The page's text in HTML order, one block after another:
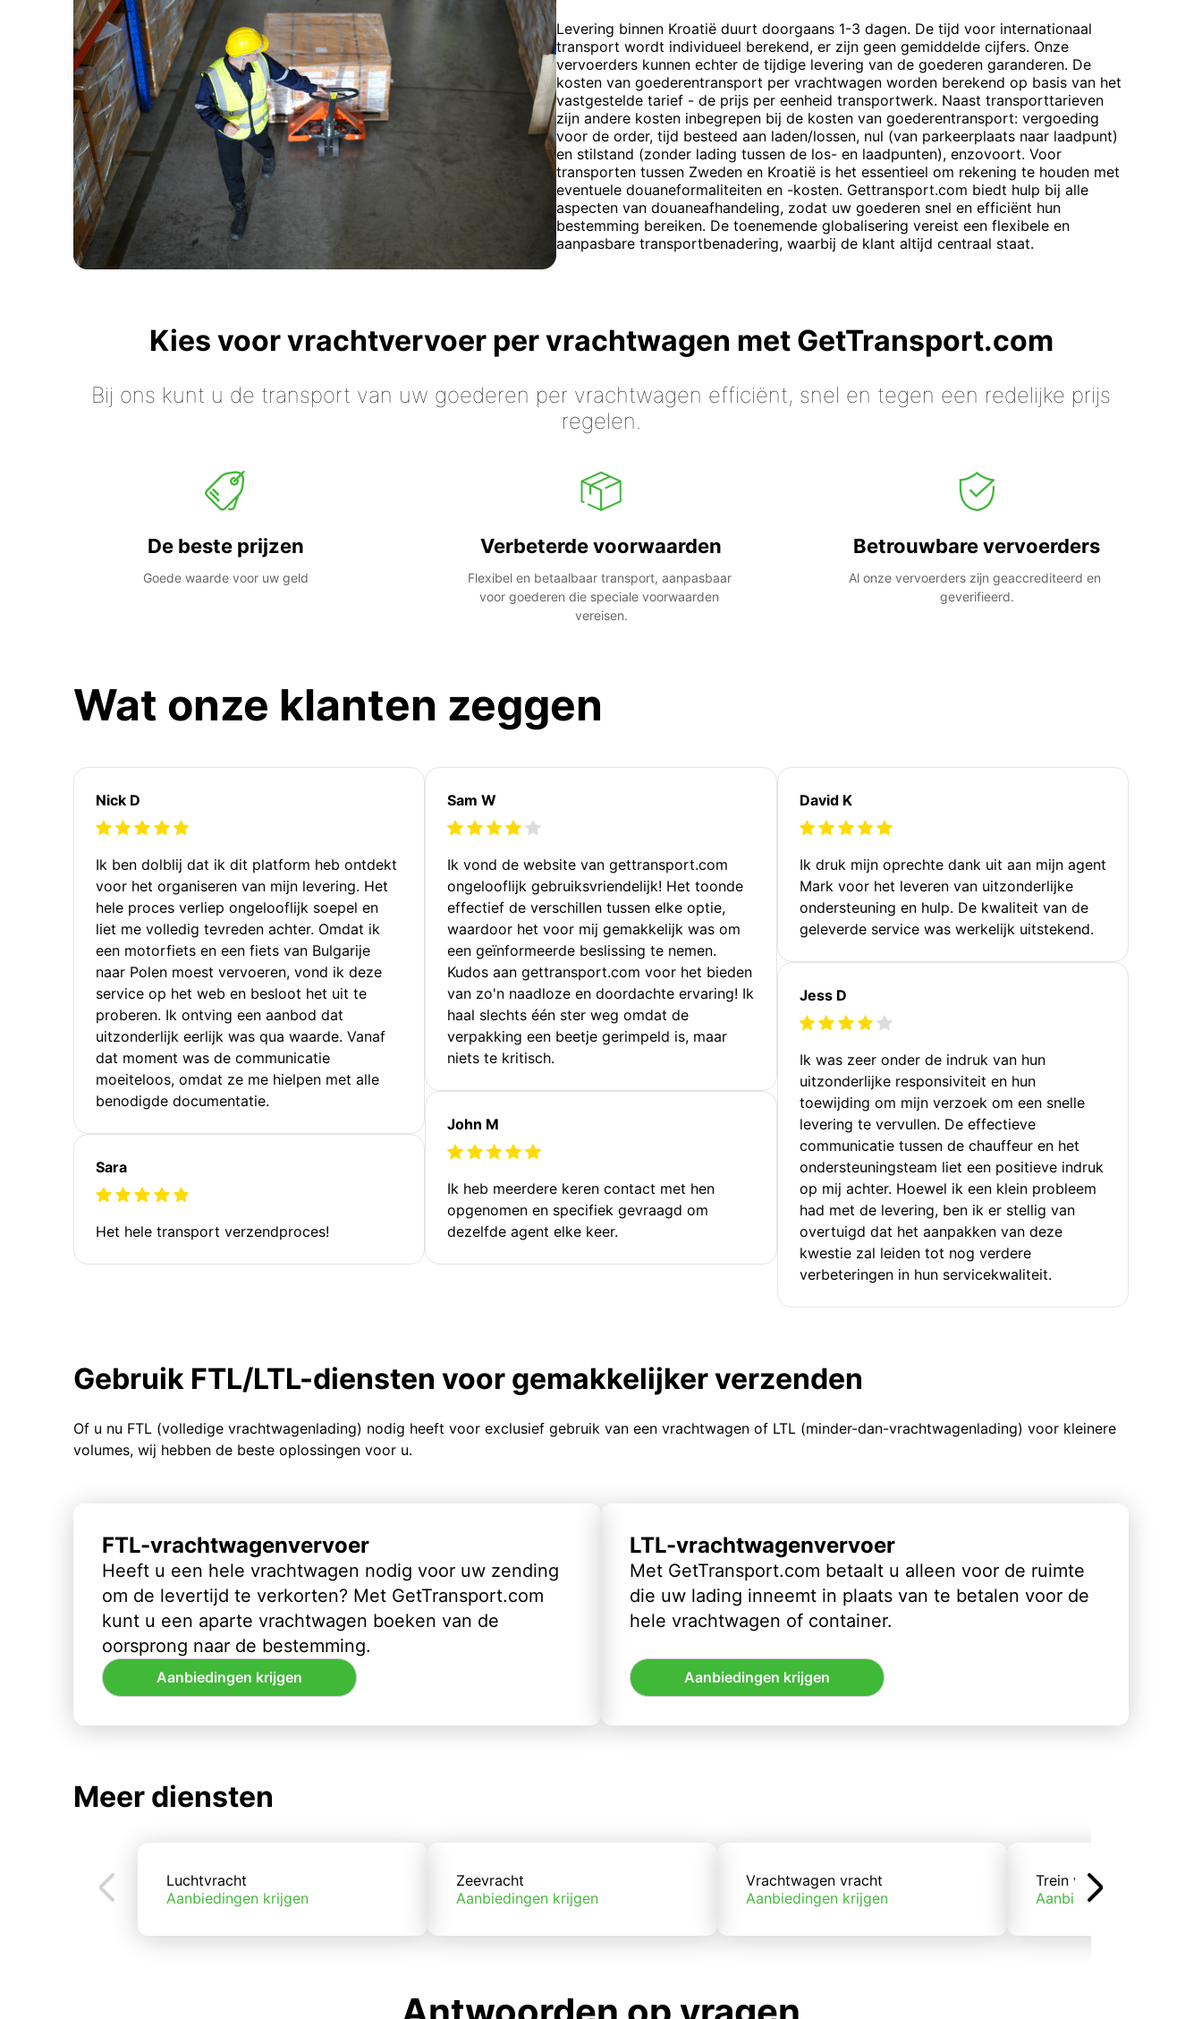
Levering binnen Kroatië duurt doorgaans 1-3 dagen. De tijd voor internationaal
transport wordt individueel berekend, er zijn geen gemiddelde cijfers. Onze
vervoerders kunnen echter de tijdige levering van de goederen garanderen. De
kosten van goederentransport per vrachtwagen worden berekend op basis van het
vastgestelde tarief - de prijs per eenheid transportwerk. Naast transporttarieven
zijn andere kosten inbegrepen bij de kosten van goederentransport: vergoeding
voor de order, tijd besteed aan laden/lossen, nul (van parkeerplaats naar laadpunt)
en stilstand (zonder lading tussen de los- en laadpunten), enzovoort. Voor
transporten tussen Zweden en Kroatië is het essentieel om rekening te houden met
eventuele douaneformaliteiten en -kosten. Gettransport.com biedt hulp bij alle
aspecten van douaneafhandeling, zodat uw goederen snel en efficiënt hun
bestemming bereiken. De toenemende globalisering vereist een flexibele en
aanpasbare transportbenadering, waarbij de klant altijd centraal staat.
Kies voor vrachtvervoer per vrachtwagen met GetTransport.com
Bij ons kunt u de transport van uw goederen per vrachtwagen efficiënt, snel en tegen een redelijke prijs
regelen.
De beste prijzen
Goede waarde voor uw geld
Verbeterde voorwaarden
Flexibel en betaalbaar transport, aanpasbaar
voor goederen die speciale voorwaarden
vereisen.
Betrouwbare vervoerders
Al onze vervoerders zijn geaccrediteerd en
geverifieerd.
Wat onze klanten zeggen
Nick D
Ik ben dolblij dat ik dit platform heb ontdekt
voor het organiseren van mijn levering. Het
hele proces verliep ongelooflijk soepel en
liet me volledig tevreden achter. Omdat ik
een motorfiets en een fiets van Bulgarije
naar Polen moest vervoeren, vond ik deze
service op het web en besloot het uit te
proberen. Ik ontving een aanbod dat
uitzonderlijk eerlijk was qua waarde. Vanaf
dat moment was de communicatie
moeiteloos, omdat ze me hielpen met alle
benodigde documentatie.
Sara
Het hele transport verzendproces!
Sam W
Ik vond de website van gettransport.com
ongelooflijk gebruiksvriendelijk! Het toonde
effectief de verschillen tussen elke optie,
waardoor het voor mij gemakkelijk was om
een geïnformeerde beslissing te nemen.
Kudos aan gettransport.com voor het bieden
van zo'n naadloze en doordachte ervaring! Ik
haal slechts één ster weg omdat de
verpakking een beetje gerimpeld is, maar
niets te kritisch.
John M
Ik heb meerdere keren contact met hen
opgenomen en specifiek gevraagd om
dezelfde agent elke keer.
David K
Ik druk mijn oprechte dank uit aan mijn agent
Mark voor het leveren van uitzonderlijke
ondersteuning en hulp. De kwaliteit van de
geleverde service was werkelijk uitstekend.
Jess D
Ik was zeer onder de indruk van hun
uitzonderlijke responsiviteit en hun
toewijding om mijn verzoek om een snelle
levering te vervullen. De effectieve
communicatie tussen de chauffeur en het
ondersteuningsteam liet een positieve indruk
op mij achter. Hoewel ik een klein probleem
had met de levering, ben ik er stellig van
overtuigd dat het aanpakken van deze
kwestie zal leiden tot nog verdere
verbeteringen in hun servicekwaliteit.
Gebruik FTL/LTL-diensten voor gemakkelijker verzenden
Of u nu FTL (volledige vrachtwagenlading) nodig heeft voor exclusief gebruik van een vrachtwagen of LTL (minder-dan-vrachtwagenlading) voor kleinere
volumes, wij hebben de beste oplossingen voor u.
FTL-vrachtwagenvervoer
Heeft u een hele vrachtwagen nodig voor uw zending
om de levertijd te verkorten? Met GetTransport.com
kunt u een aparte vrachtwagen boeken van de
oorsprong naar de bestemming.
Aanbiedingen krijgen
LTL-vrachtwagenvervoer
Met GetTransport.com betaalt u alleen voor de ruimte
die uw lading inneemt in plaats van te betalen voor de
hele vrachtwagen of container.
Aanbiedingen krijgen
Meer diensten
Luchtvracht
Aanbiedingen krijgen
Zeevracht
Aanbiedingen krijgen
Vrachtwagen vracht
Aanbiedingen krijgen
Trein vracht
Aanbiedingen krijgen